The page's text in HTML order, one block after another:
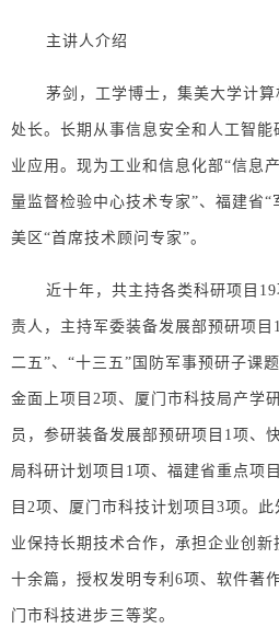
主讲人介绍
茅剑，工学博士，集美大学计
处长。长期从事信息安全和人工智
业应用。现为工业和信息化部“信息
量监督检验中心技术专家”、福建省
美区“首席技术顾问专家”。
近十年，共主持各类科研项目
责人，主持军委装备发展部预研项
二五”、“十三五”国防军事预研子课
金面上项目2项、厦门市科技局产学
员，参研装备发展部预研项目1项、
局科研计划项目1项、福建省重点项
目2项、厦门市科技计划项目3项。
业保持长期技术合作，承担企业创
十余篇，授权发明专利6项、软件著
门市科技进步三等奖。